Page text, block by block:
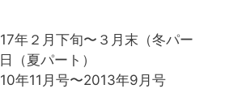
年２月下旬〜３月末（冬パー
（夏パート）
年11月号〜2013年9月号